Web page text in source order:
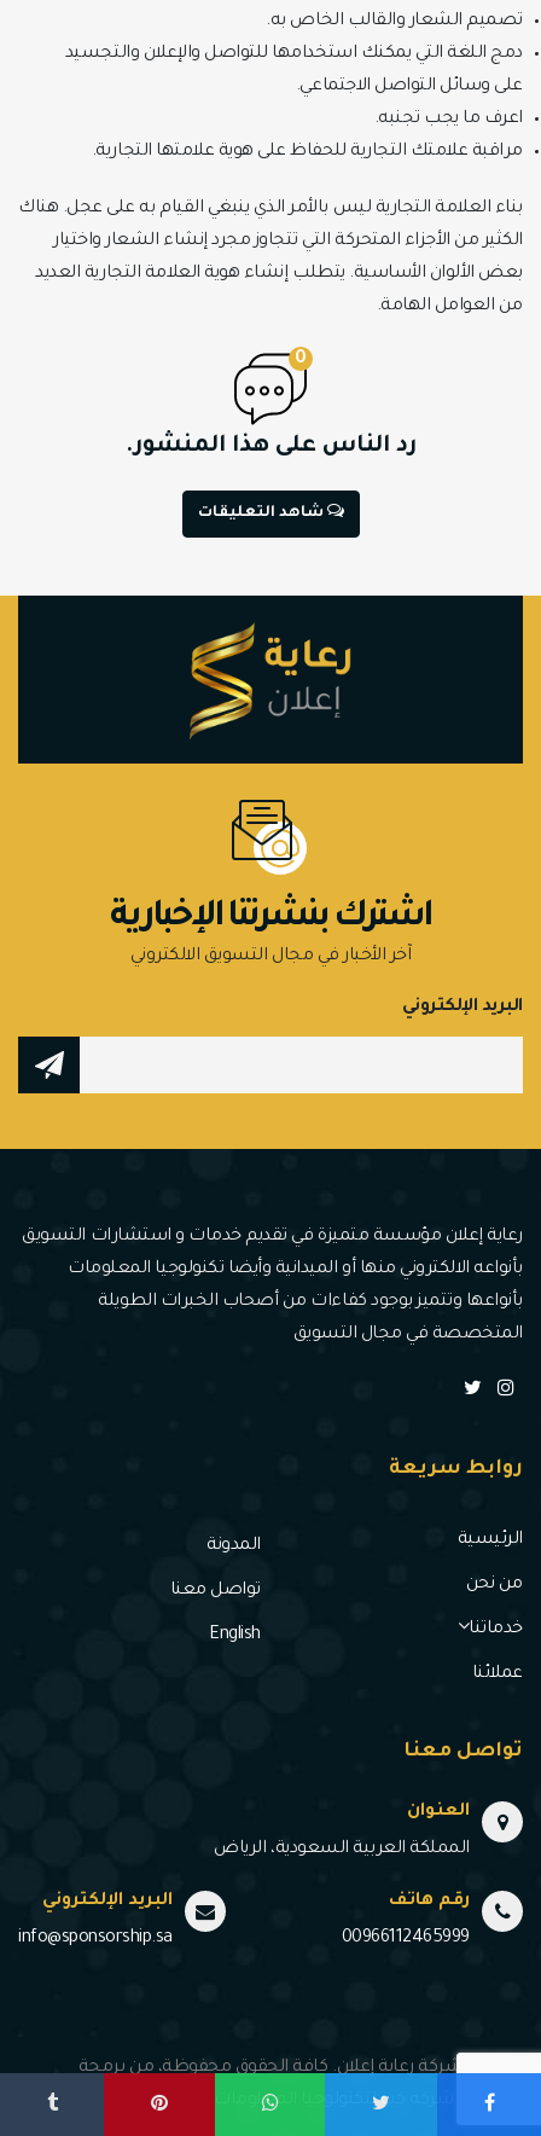
تصميم الشعار والقالب الخاص به.
دمج اللغة التي يمكنك استخدامها للتواصل والإعلان والتجسيد
على وسائل التواصل الاجتماعي.
اعرف ما يجب تجنبه.
مراقبة علامتك التجارية للحفاظ على هوية علامتها التجارية.
بناء العلامة التجارية ليس بالأمر الذي ينبغي القيام به على عجل. هناك
الكثير من الأجزاء المتحركة التي تتجاوز مجرد إنشاء الشعار واختيار
بعض الألوان الأساسية. يتطلب إنشاء هوية العلامة التجارية العديد
من العوامل الهامة.
0
رد الناس على هذا المنشور.
شاهد التعليقات
اشترك بنشرتنا الإخبارية
آخر الأخبار في مجال التسويق الالكتروني
البريد الإلكتروني
رعاية إعلان مؤسسة متميزة في تقديم خدمات و استشارات التسويق
بأنواعه الالكتروني منها أو الميدانية وأيضا تكنولوجيا المعلومات
بأنواعها وتتميز بوجود كفاءات من أصحاب الخبرات الطويلة
المتخصصة في مجال التسويق
روابط سريعة
الرئيسية
من نحن
خدماتنا
عملائنا
المدونة
تواصل معنا
English
تواصل معنا
العنوان
المملكة العربية السعودية، الرياض
رقم هاتف
00966112465999
البريد الإلكتروني
info@sponsorship.sa
© 2020 شركة رعاية إعلان. كافة الحقوق محفوظة، من برمجة
وتصميم شركة كيو لتكنولوجيا المعلومات.